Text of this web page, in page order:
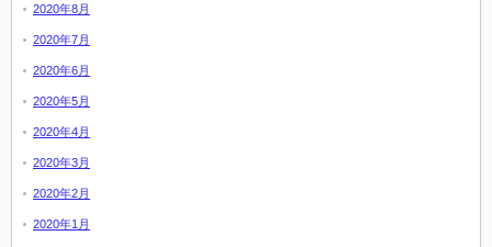
2020年8月
2020年7月
2020年6月
2020年5月
2020年4月
2020年3月
2020年2月
2020年1月